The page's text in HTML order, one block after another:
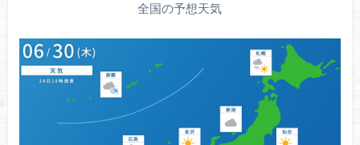
全国の予想天気